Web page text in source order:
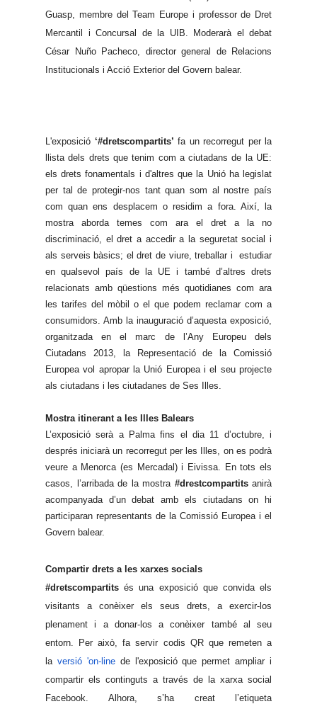
Guasp, membre del Team Europe i professor de Dret
Mercantil i Concursal de la UIB. Moderarà el debat
César Nuño Pacheco, director general de Relacions
Institucionals i Acció Exterior del Govern balear.
L'exposició ‘#dretscompartits’ fa un recorregut per la
llista dels drets que tenim com a ciutadans de la UE:
els drets fonamentals i d'altres que la Unió ha legislat
per tal de protegir-nos tant quan som al nostre país
com quan ens desplacem o residim a fora. Així, la
mostra aborda temes com ara el dret a la no
discriminació, el dret a accedir a la seguretat social i
als serveis bàsics; el dret de viure, treballar i estudiar
en qualsevol país de la UE i també d’altres drets
relacionats amb qüestions més quotidianes com ara
les tarifes del mòbil o el que podem reclamar com a
consumidors. Amb la inauguració d’aquesta exposició,
organitzada en el marc de l’Any Europeu dels
Ciutadans 2013, la Representació de la Comissió
Europea vol apropar la Unió Europea i el seu projecte
als ciutadans i les ciutadanes de Ses Illes.
Mostra itinerant a les Illes Balears
L’exposició serà a Palma fins el dia 11 d’octubre, i
després iniciarà un recorregut per les Illes, on es podrà
veure a Menorca (es Mercadal) i Eivissa. En tots els
casos, l’arribada de la mostra #drestcompartits anirà
acompanyada d’un debat amb els ciutadans on hi
participaran representants de la Comissió Europea i el
Govern balear.
Compartir drets a les xarxes socials
#dretscompartitsés una exposició que convida els
visitants a conèixer els seus drets, a exercir-los
plenament i a donar-los a conèixer també al seu
entorn. Per això, fa servir codis QR que remeten a
la versió 'on-linede l'exposició que permet ampliar i
compartir els continguts a través de la xarxa social
Facebook. Alhora, s’ha creat l’etiqueta